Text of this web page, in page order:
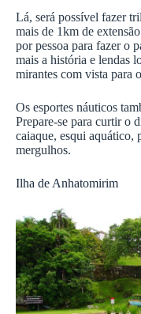
Lá, será possível fazer
mais de 1km de
por pessoa para fazer o
mais a história e lendas
mirantes com vista para
Os esportes náuticos
Prepare-se para curtir o
caiaque, esqui aquático,
mergulhos.
Ilha de Anhatomirim